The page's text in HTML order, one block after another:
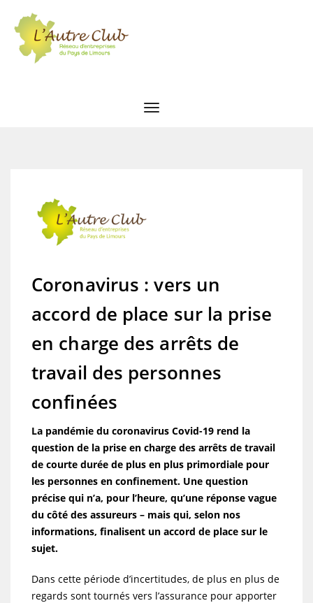
Coronavirus : vers un
accord de place sur la prise
en charge des arrêts de
travail des personnes
confinées
La pandémie du coronavirus Covid-19 rend la
question de la prise en charge des arrêts de travail
de courte durée de plus en plus primordiale pour
les personnes en confinement. Une question
précise qui n’a, pour l’heure, qu’une réponse vague
du côté des assureurs – mais qui, selon nos
informations, finalisent un accord de place sur le
sujet.
Dans cette période d’incertitudes, de plus en plus de
regards sont tournés vers l’assurance pour apporter